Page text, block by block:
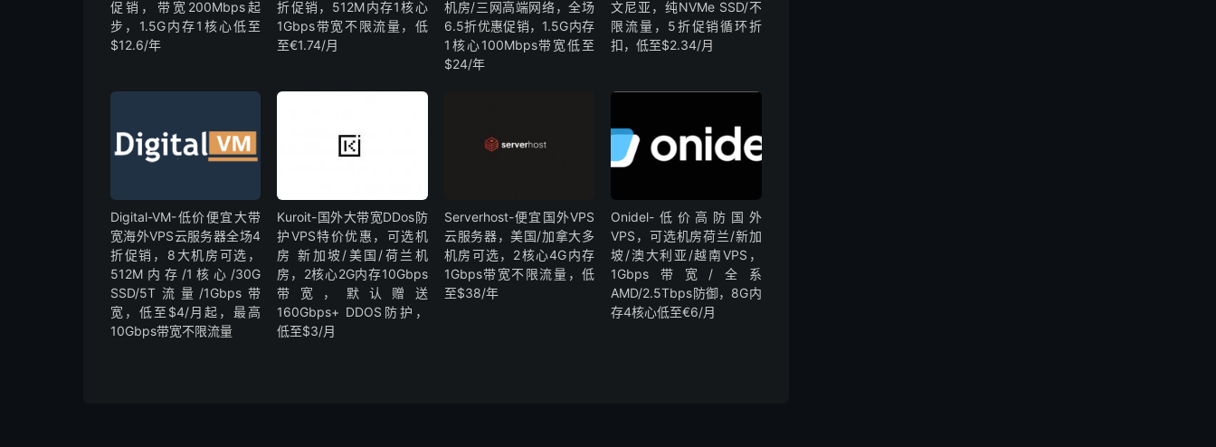
促销，带宽200Mbps起
步，1.5G内存1核心低至
$12.6/年
折促销，512M内存1核心
1Gbps带宽不限流量，低
至€1.74/月
机房/三网高端网络，全场
6.5折优惠促销，1.5G内存
1核心100Mbps带宽低至
$24/年
文尼亚，纯NVMe SSD/不
限流量，5折促销循环折
扣，低至$2.34/月
Digital-VM-低价便宜大带
宽海外VPS云服务器全场4
折促销，8大机房可选，
512M内存/1核心/30G
SSD/5T流量/1Gbps带
宽，低至$4/月起，最高
10Gbps带宽不限流量
Kuroit-国外大带宽DDos防
护VPS特价优惠，可选机
房 新加坡/美国/荷兰机
房，2核心2G内存10Gbps
带宽，默认赠送
160Gbps+ DDOS防护，
低至$3/月
Serverhost-便宜国外VPS
云服务器，美国/加拿大多
机房可选，2核心4G内存
1Gbps带宽不限流量，低
至$38/年
Onidel-低价高防国外
VPS，可选机房荷兰/新加
坡/澳大利亚/越南VPS，
1Gbps带宽/全系
AMD/2.5Tbps防御，8G内
存4核心低至€6/月